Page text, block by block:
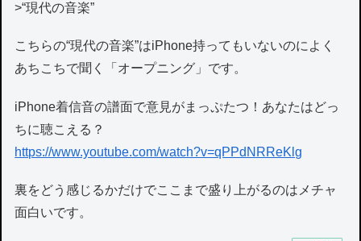
>“現代の音楽”
こちらの“現代の音楽”はiPhone持ってもいないのによく
あちこちで聞く「オープニング」です。
iPhone着信音の譜面で意見がまっぷたつ！あなたはどっ
ちに聴こえる？
https://www.youtube.com/watch?v=qPPdNRReKlg
裏をどう感じるかだけでここまで盛り上がるのはメチャ
面白いです。